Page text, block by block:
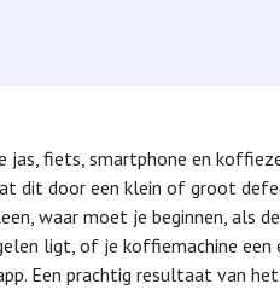
jas, fiets, smartphone en
dit door een klein of groot
waar moet je beginnen, als
ligt, of je koffiemachine een
Een prachtig resultaat van